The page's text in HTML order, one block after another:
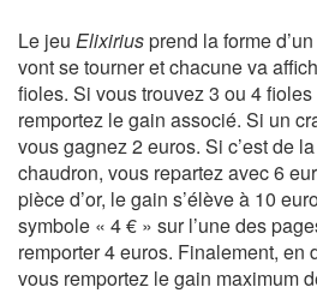
Le jeu Elixiriusprend la forme
vont se tourner et chacune va
fioles. Si vous trouvez 3 ou 4
remportez le gain associé. Si un
vous gagnez 2 euros. Si c’est de
chaudron, vous repartez avec 6
pièce d’or, le gain s’élève à 10
symbole « 4 € » sur l’une des
remporter 4 euros. Finalement, en
vous remportez le gain maximum